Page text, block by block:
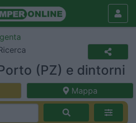
(PZ) e dintorni
Mappa